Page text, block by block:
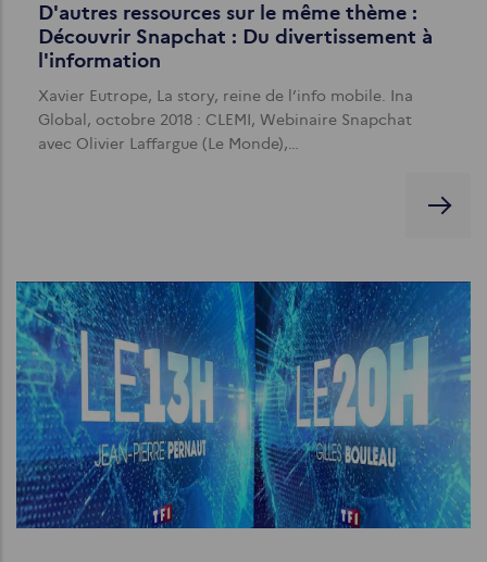
D'autres ressources sur le même thème :
Découvrir Snapchat : Du divertissement à
l'information
Xavier Eutrope, La story, reine de l’info mobile. Ina
Global, octobre 2018 : CLEMI, Webinaire Snapchat
avec Olivier Laffargue (Le Monde),…